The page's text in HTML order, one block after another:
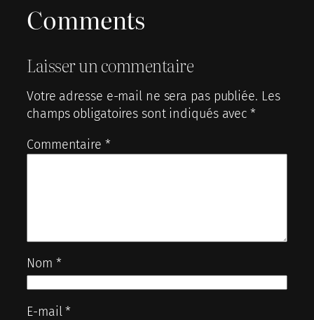
Comments
Laisser un commentaire
Votre adresse e-mail ne sera pas publiée. Les
champs obligatoires sont indiqués avec*
Commentaire *
Nom *
E-mail*